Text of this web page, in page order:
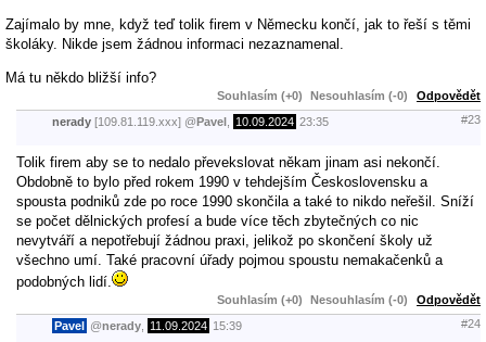
Zajímalo by mne, když teď tolik firem v Německu končí, jak to řeší s těmi
školáky. Nikde jsem žádnou informaci nezaznamenal.
Má tu někdo bližší info?
Souhlasím (+0) Nesouhlasím (-0) Odpovědět
nerady [109.81.119.xxx] @Pavel 10.09.2024 23:35 #23
Tolik firem aby se to nedalo převekslovat někam jinam asi nekončí.
Obdobně to bylo před rokem 1990 v tehdejším Československu a
spousta podniků zde po roce 1990 skončila a také to nikdo neřešil. Sníží
se počet dělnických profesí a bude více těch zbytečných co nic
nevytváří a nepotřebují žádnou praxi, jelikož po skončení školy už
všechno umí. Také pracovní úřady pojmou spoustu nemakačenků a
podobných lidí.
Souhlasím (+0) Nesouhlasím (-0) Odpovědět
Pavel @nerady 11.09.2024 15:39 #24